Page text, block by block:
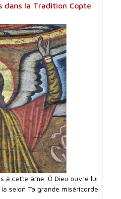
dans la Tradition Copte
à cette âme. Ô Dieu ouvre lui
selon Ta grande miséricorde.